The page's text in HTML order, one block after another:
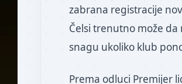
zabrana registracije
Čelsi trenutno može
snagu ukoliko klub
Prema odluci Premijer